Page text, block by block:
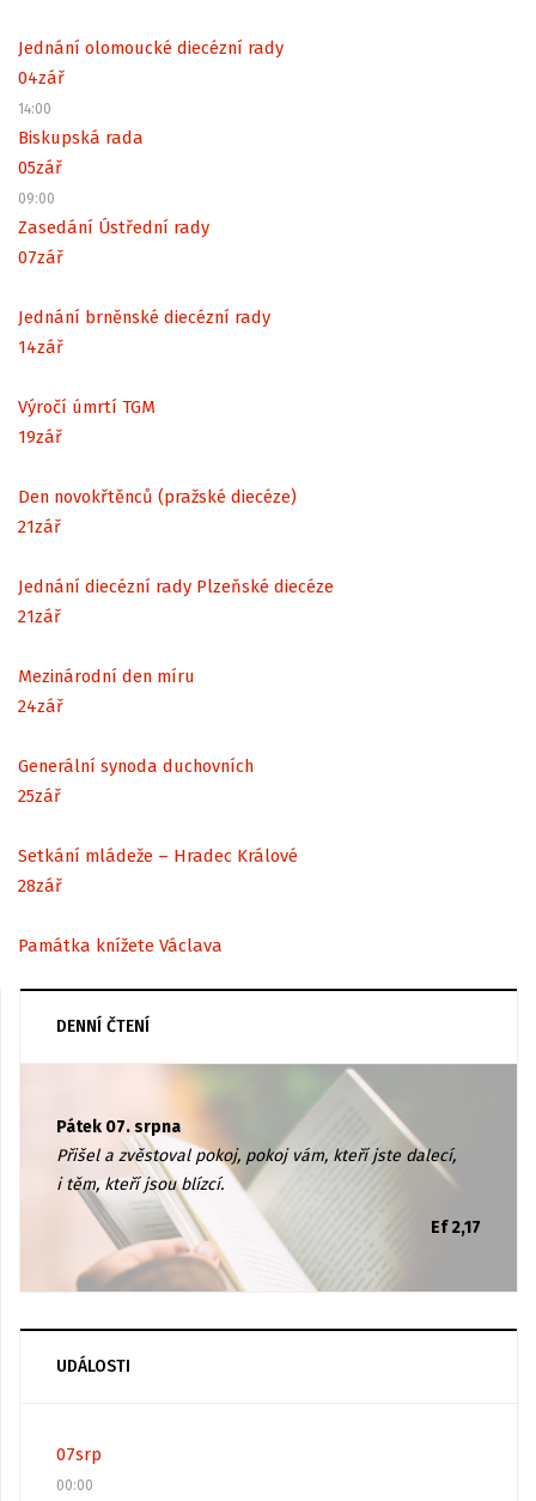
Jednání olomoucké diecézní rady
04zář
14:00
Biskupská rada
05zář
09:00
Zasedání Ústřední rady
07zář
Jednání brněnské diecézní rady
14zář
Výročí úmrtí TGM
19zář
Den novokřtěnců (pražské diecéze)
21zář
Jednání diecézní rady Plzeňské diecéze
21zář
Mezinárodní den míru
24zář
Generální synoda duchovních
25zář
Setkání mládeže – Hradec Králové
28zář
Památka knížete Václava
DENNÍ ČTENÍ
Pátek 07. srpna
Přišel a zvěstoval pokoj, pokoj vám, kteří jste dalecí,
i těm, kteří jsou blízcí.
Ef 2,17
UDÁLOSTI
07srp
00:00